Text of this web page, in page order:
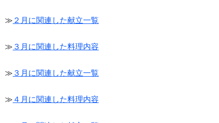
≫ ２月に関連した献立一覧
≫ ３月に関連した料理内容
≫ ３月に関連した献立一覧
≫ ４月に関連した料理内容